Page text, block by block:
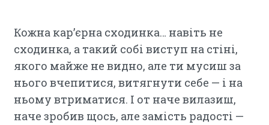
Кожна кар’єрна сходинка… навіть не
сходинка, а такий собі виступ на стіні,
якого майже не видно, але ти мусиш за
нього вчепитися, витягнути себе — і на
ньому втриматися. І от наче вилазиш,
наче зробив щось, але замість радості —